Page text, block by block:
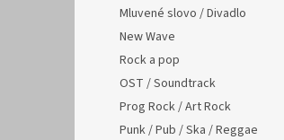
Mluvené slovo / Divadlo
New Wave
Rock a pop
OST / Soundtrack
Prog Rock / Art Rock
Punk / Pub / Ska / Reggae